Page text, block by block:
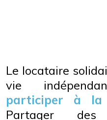
Le locataire
vie
participer à
Partager